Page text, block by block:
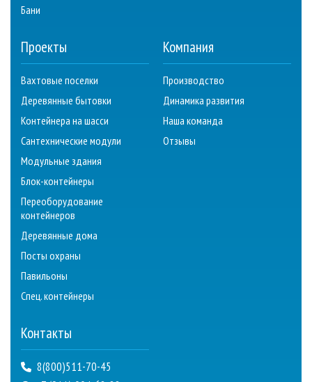
Бани
Проекты
Вахтовые поселки
Деревянные бытовки
Контейнера на шасси
Сантехнические модули
Модульные здания
Блок-контейнеры
Переоборудование
контейнеров
Деревянные дома
Посты охраны
Павильоны
Спец. контейнеры
Компания
Производство
Динамика развития
Наша команда
Отзывы
Контакты
8(800)511-70-45